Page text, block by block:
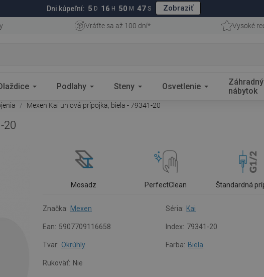
Dni kúpeľní: 5 D 16 H 50 M 46 S Zobraziť
Vráťte sa až 100 dní* Vysoké
Podlahy Steny Osvetlenie
Záhradný
nábytok
Mexen Kai uhlová prípojka, biela - 79341-20
20
Mosadz PerfectClean Štandardná
Značka: Mexen Séria: Kai
Ean: 5907709116658 Index: 79341-20
Tvar: Okrúhly Farba: Biela
Rukoväť: Nie